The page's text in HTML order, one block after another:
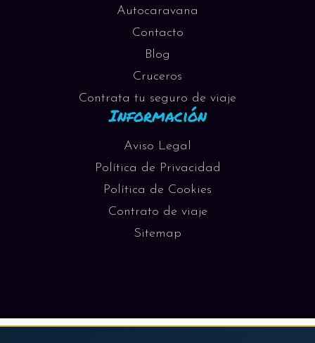
Autocaravana
Contacto
Blog
Cruceros
Contrata tu seguro de viaje
Información
Aviso Legal
Política de Privacidad
Política de Cookies
Contrato de viaje
Sitemap